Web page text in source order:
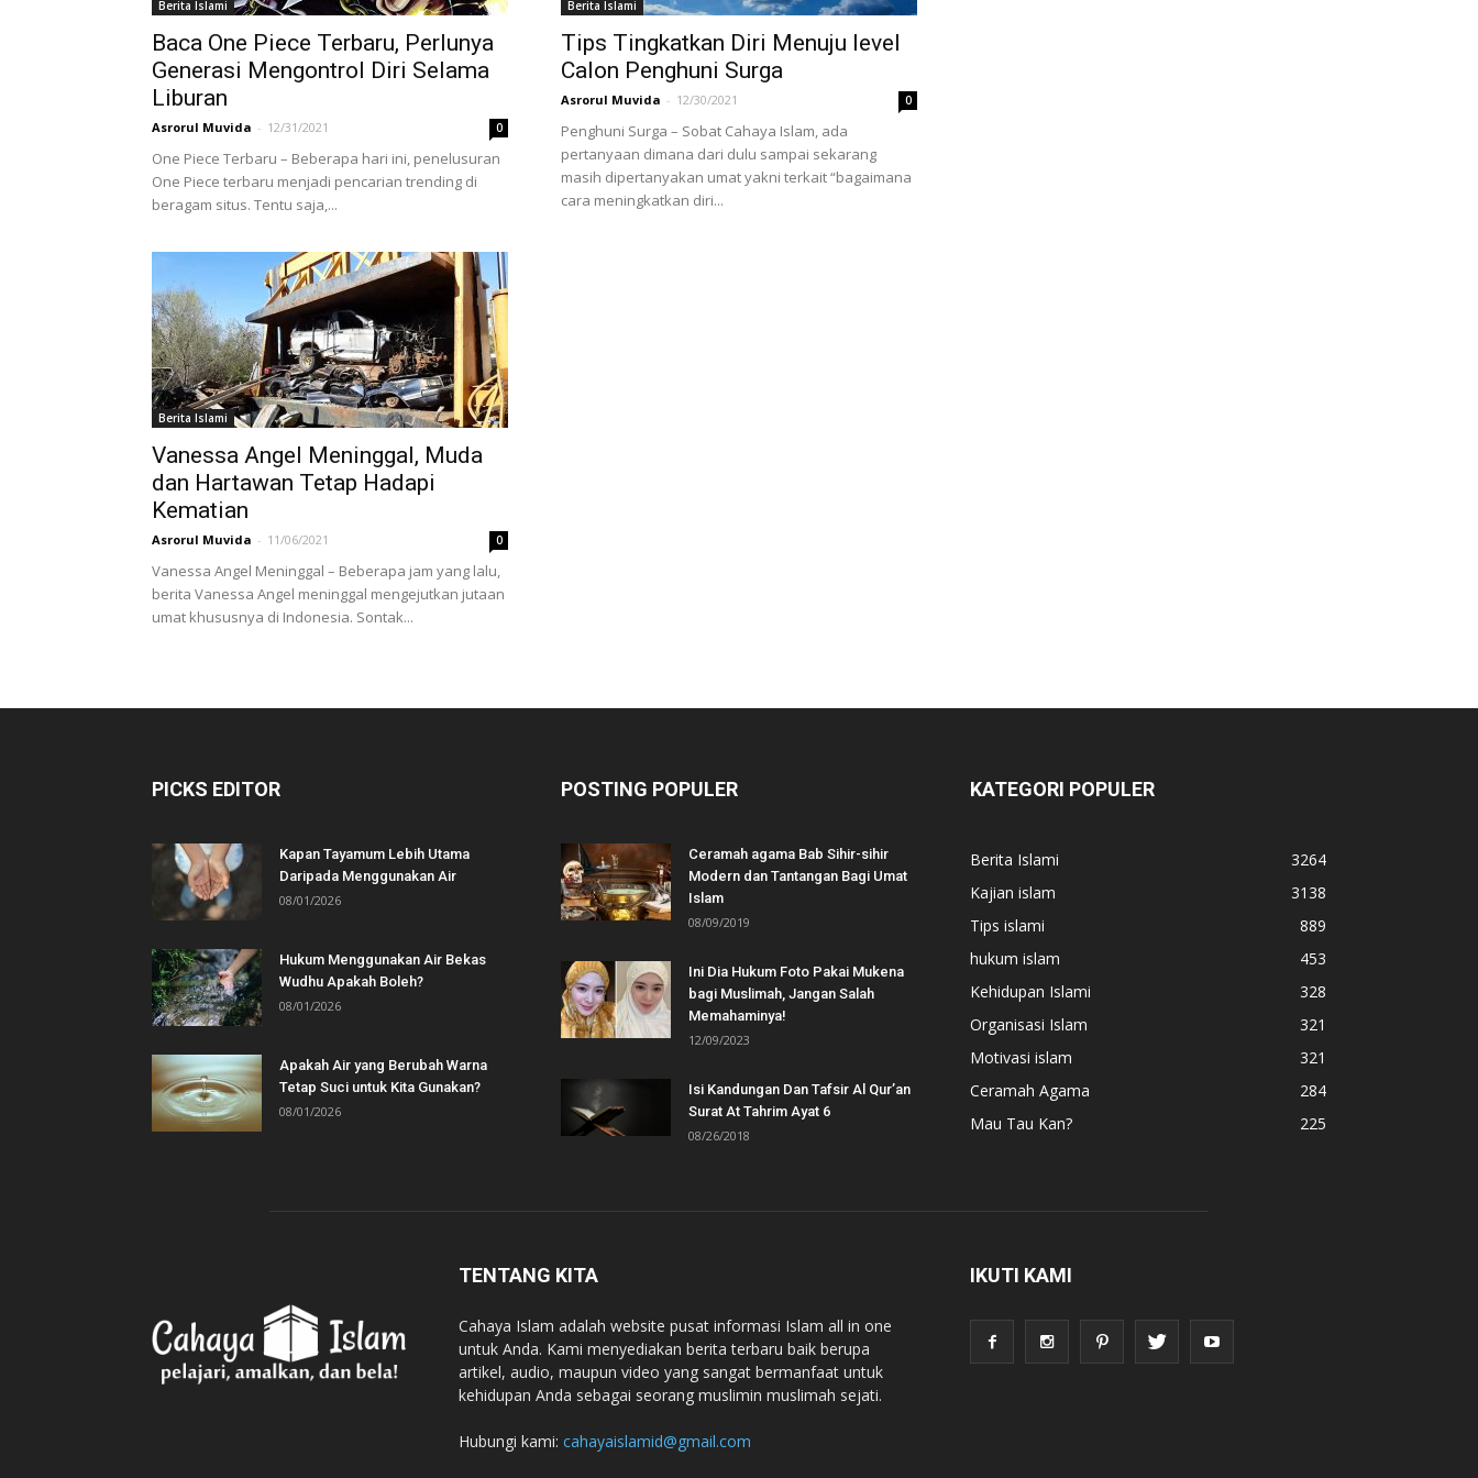
Berita Islami
Baca One Piece Terbaru, Perlunya
Generasi Mengontrol Diri Selama
Liburan
Asrorul Muvida - 12/31/2021 0
One Piece Terbaru – Beberapa hari ini, penelusuran
One Piece terbaru menjadi pencarian trending di
beragam situs. Tentu saja,...
Berita Islami
Tips Tingkatkan Diri Menuju level
Calon Penghuni Surga
Asrorul Muvida - 12/30/2021 0
Penghuni Surga – Sobat Cahaya Islam, ada
pertanyaan dimana dari dulu sampai sekarang
masih dipertanyakan umat yakni terkait “bagaimana
cara meningkatkan diri...
Berita Islami
Vanessa Angel Meninggal, Muda
dan Hartawan Tetap Hadapi
Kematian
Asrorul Muvida - 11/06/2021 0
Vanessa Angel Meninggal – Beberapa jam yang lalu,
berita Vanessa Angel meninggal mengejutkan jutaan
umat khususnya di Indonesia. Sontak...
PICKS EDITOR
Kapan Tayamum Lebih Utama
Daripada Menggunakan Air
08/01/2026
Hukum Menggunakan Air Bekas
Wudhu Apakah Boleh?
08/01/2026
Apakah Air yang Berubah Warna
Tetap Suci untuk Kita Gunakan?
08/01/2026
POSTING POPULER
Ceramah agama Bab Sihir-sihir
Modern dan Tantangan Bagi Umat
Islam
08/09/2019
Ini Dia Hukum Foto Pakai Mukena
bagi Muslimah, Jangan Salah
Memahaminya!
12/09/2023
Isi Kandungan Dan Tafsir Al Qur’an
Surat At Tahrim Ayat 6
08/26/2018
KATEGORI POPULER
Berita Islami
3264
Kajian islam
3138
Tips islami
889
hukum islam
453
Kehidupan Islami
328
Organisasi Islam
321
Motivasi islam
321
Ceramah Agama
284
Mau Tau Kan?
225
TENTANG KITA
Cahaya Islam adalah website pusat informasi Islam all in one
untuk Anda. Kami menyediakan berita terbaru baik berupa
artikel, audio, maupun video yang sangat bermanfaat untuk
kehidupan Anda sebagai seorang muslimin muslimah sejati.
Hubungi kami: cahayaislamid@gmail.com
IKUTI KAMI